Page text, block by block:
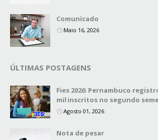
Comunicado
Maio 16, 2026
ÚLTIMAS POSTAGENS
Fies 2026: Pernambuco
mil inscritos no segundo
Agosto 01, 2026
Nota de pesar